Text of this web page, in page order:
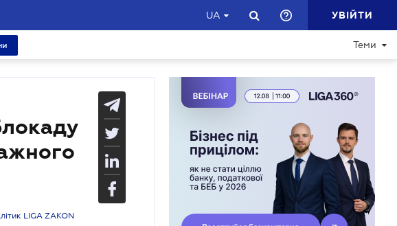
UA УВІЙТИ
Теми
LIGA ZAKON